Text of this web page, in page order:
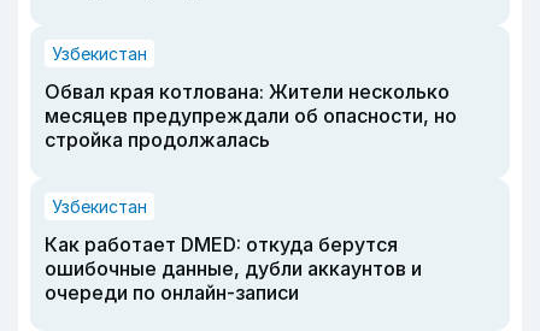
Узбекистан
Обвал края котлована: Жители несколько
месяцев предупреждали об опасности, но
стройка продолжалась
Узбекистан
Как работает DMED: откуда берутся
ошибочные данные, дубли аккаунтов и
очереди по онлайн-записи